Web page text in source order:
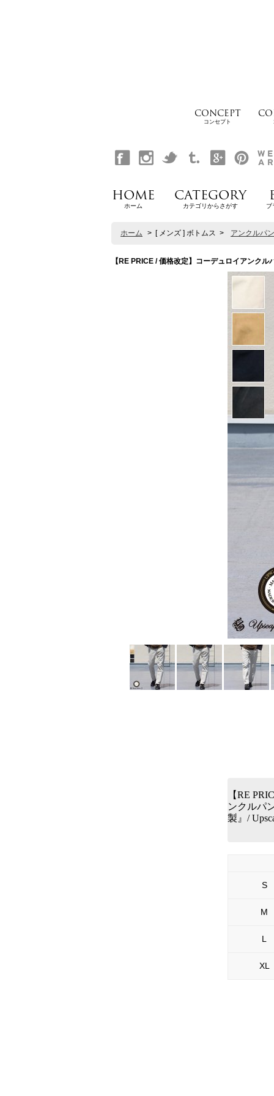
CONCEPT
コンセプト
HOME
ホーム
CATEGORY
カテゴリからさがす ブ
ホーム > [ メンズ ] ボトムス > アンクルパ
【RE PRICE / 価格改定】コーデュロイアンク
【RE
ンクルパ
製』/
S
M
L
XL